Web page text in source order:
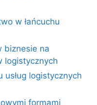
w łańcuchu
biznesie na
logistycznych
logistycznych
formami